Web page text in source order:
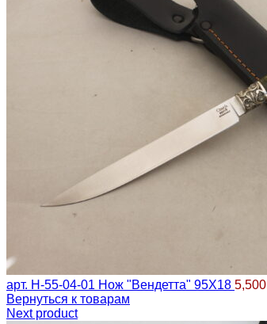
арт. Н-55-04-01 Нож "Вендетта" 95Х18 5,500
Вернуться к товарам
Next product